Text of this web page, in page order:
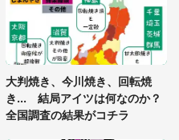
とお願いしたら...」 体験談に
生の野菜〟に6.5万人戦慄
大判焼き、今川焼き、回転焼
き... 結局アイツは何なのか？
全国調査の結果がコチラ